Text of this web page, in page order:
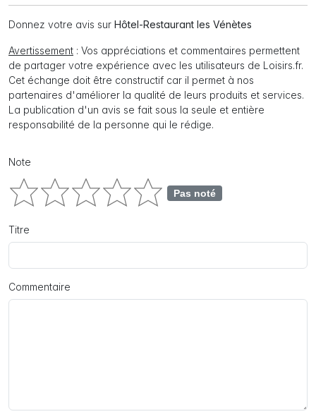
Donnez votre avis sur Hôtel-Restaurant les Vénètes
Avertissement : Vos appréciations et commentaires permettent
de partager votre expérience avec les utilisateurs de Loisirs.fr.
Cet échange doit être constructif car il permet à nos
partenaires d'améliorer la qualité de leurs produits et services.
La publication d'un avis se fait sous la seule et entière
responsabilité de la personne qui le rédige.
Note
Pas noté
Titre
Commentaire